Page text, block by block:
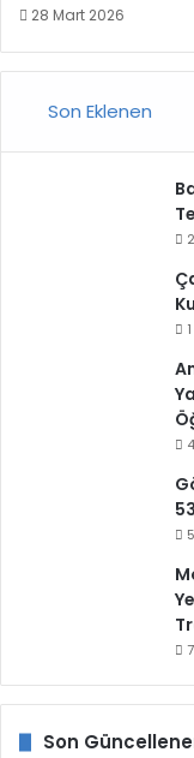
28 Mart 2026
Son Eklenen
Son